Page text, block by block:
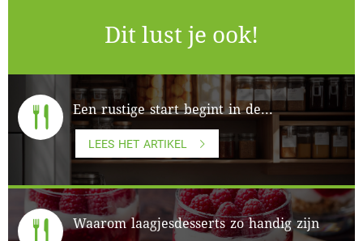
Dit lust je ook!
Een rustige start begint in de...
LEES HET ARTIKEL
Waarom laagjesdesserts zo handig zijn